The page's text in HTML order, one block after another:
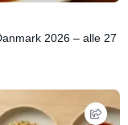
2026 – alle 27